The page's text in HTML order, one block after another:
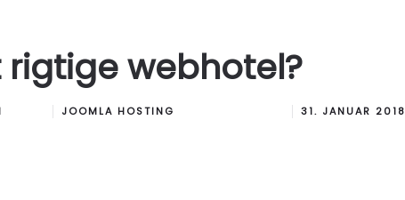
rigtige webhotel?
JOOMLA HOSTING 31. JANUAR 2018